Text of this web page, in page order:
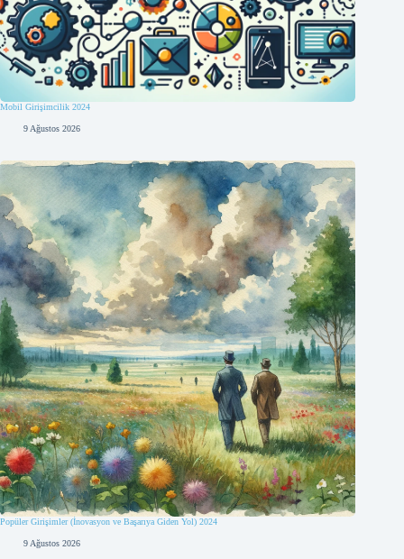
Mobil Girişimcilik 2024
9 Ağustos 2026
Popüler Girişimler (İnovasyon ve Başarıya Giden Yol) 2024
9 Ağustos 2026